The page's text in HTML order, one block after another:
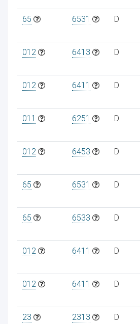
65 6531 D
012 6413 D
012 6411 D
011 6251 D
012 6453 D
65 6531 D
65 6533 D
012 6411 D
012 6411 D
23 2313 D